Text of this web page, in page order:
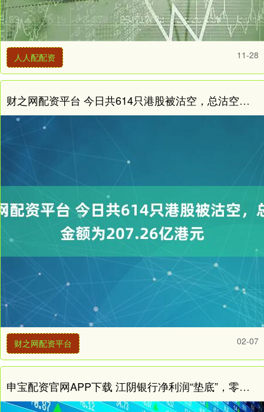
人人配配资 11-28
财之网配资平台 今日共614只港股被沽空，总沽空金额为207.26亿港元
财之网配资平台 02-07
申宝配资官网APP下载 江阴银行净利润“垫底”，零售对公业务双承压，合规阴影随行